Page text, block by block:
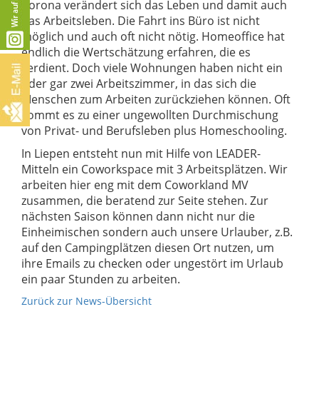
Corona verändert sich das Leben und damit auch
das Arbeitsleben. Die Fahrt ins Büro ist nicht
möglich und auch oft nicht nötig. Homeoffice hat
endlich die Wertschätzung erfahren, die es
verdient. Doch viele Wohnungen haben nicht ein
oder gar zwei Arbeitszimmer, in das sich die
Menschen zum Arbeiten zurückziehen können. Oft
kommt es zu einer ungewollten Durchmischung
von Privat- und Berufsleben plus Homeschooling.
In Liepen entsteht nun mit Hilfe von LEADER-
Mitteln ein Coworkspace mit 3 Arbeitsplätzen. Wir
arbeiten hier eng mit dem Coworkland MV
zusammen, die beratend zur Seite stehen. Zur
nächsten Saison können dann nicht nur die
Einheimischen sondern auch unsere Urlauber, z.B.
auf den Campingplätzen diesen Ort nutzen, um
ihre Emails zu checken oder ungestört im Urlaub
ein paar Stunden zu arbeiten.
Zurück zur News-Übersicht